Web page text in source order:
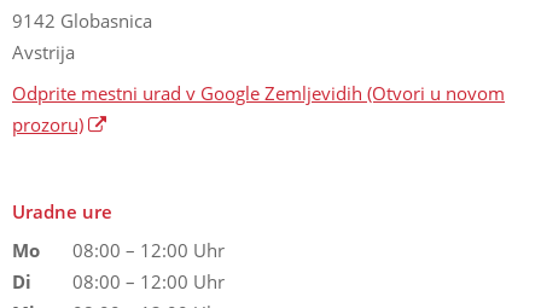
9142 Globasnica
Avstrija
Odprite mestni urad v Google Zemljevidih (Otvori u novom
prozoru)
Uradne ure
Mo
08:00 – 12:00 Uhr
Di
08:00 – 12:00 Uhr